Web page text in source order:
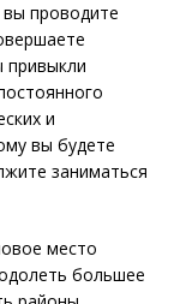
проводите
привыкли
и
вы будете
заниматься
место
большее